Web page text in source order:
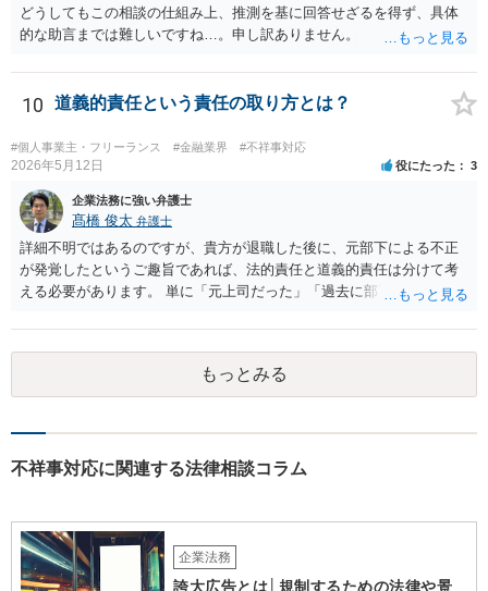
どうしてもこの相談の仕組み上、推測を基に回答せざるを得ず、具体
的な助言までは難しいですね…。申し訳ありません。
10 道義的責任という責任の取り方とは？
#個人事業主・フリーランス #金融業界 #不祥事対応
2026年5月12日 役にたった 3
企業法務に強い弁護士
髙橋 俊太 弁護士
詳細不明ではあるのですが、貴方が退職した後に、元部下による不正
が発覚したというご趣旨であれば、法的責任と道義的責任は分けて考
える必要があります。 単に「元上司だった」「過去に部下だった」と
りません。会社が貴方に損害賠償請求をするには、在職中の管理監督
義務違反、引継ぎの不備、不正の兆候を知りながら放置したことな
ど、具体的な義務違反と損害との因果関係を主張・立証する必要があ
ります。なお、在職中から会計処理や現金管理の不自然さを認識して
能性はあるでしょう。 対応としては、まず会社から何を求められてい
意に責任を認める文書を作成したり、損害負担を約束したりすること
は避けるべきです。一方で、在職中の業務内容、権限分掌、引継ぎ資
料、不正を認識していなかった事情を整理し、必要な範囲で調査に協
もっとみる
不祥事対応に関連する法律相談コラム
企業法務
誇大広告とは│規制するための法律や景